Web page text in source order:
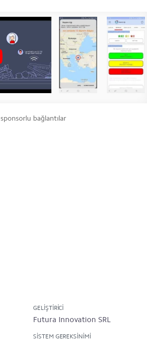
sponsorlu bağlantılar
GELIŞTIRICI
Futura Innovation SRL
SISTEM GEREKSINIMI